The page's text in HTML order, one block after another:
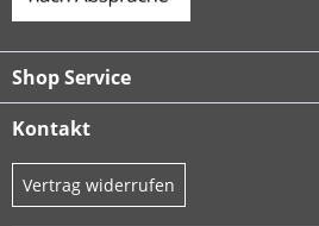
Shop Service
Kontakt
Vertrag widerrufen